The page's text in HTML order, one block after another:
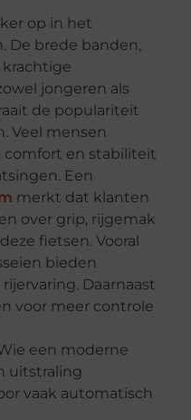
op in het
De brede banden,
jongeren als
de populariteit
Veel mensen
comfort en stabiliteit
Een
merkt dat klanten
over grip, rijgemak
fietsen. Vooral
bieden
Daarnaast
voor meer controle
een moderne
uitstraling
vaak automatisch